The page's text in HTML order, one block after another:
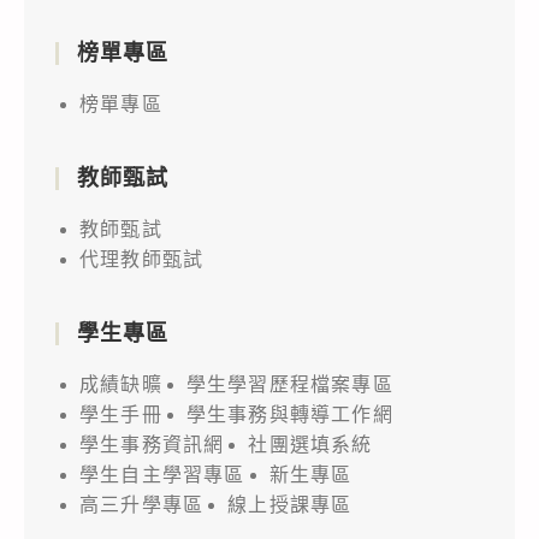
榜單專區
榜單專區
教師甄試
教師甄試
代理教師甄試
學生專區
成績缺曠
學生學習歷程檔案專區
學生手冊
學生事務與轉導工作網
學生事務資訊網
社團選填系統
學生自主學習專區
新生專區
高三升學專區
線上授課專區